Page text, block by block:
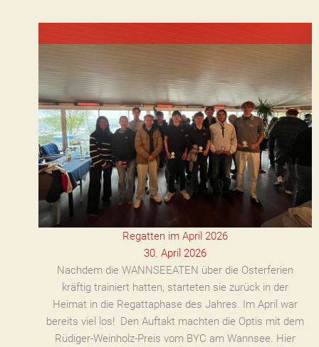
Regatten im April 2026
30. April 2026
Nachdem die WANNSEEATEN über die Osterferien
kräftig trainiert hatten, starteten sie zurück in der
Heimat in die Regattaphase des Jahres. Im April war
bereits viel los! Den Auftakt machten die Optis mit dem
Rüdiger-Weinholz-Preis vom BYC am Wannsee. Hier